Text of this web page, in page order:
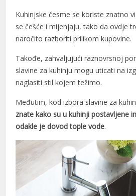
Kuhinjske česme se koriste znatno
se češće i mijenjaju, tako da ovdje
naročito razboriti prilikom kupovine.
Takođe, zahvaljujući raznovrsnoj
slavine za kuhinju mogu uticati na
naglasiti stil kojem težimo.
Međutim, kod izbora slavine za
znate kako su u kuhinji postavljene
odakle je dovod tople vode.